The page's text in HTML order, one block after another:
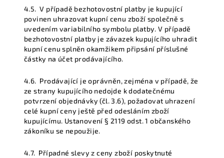
4.5.V případě bezhotovostní platby je kupující
povinen uhrazovat kupní cenu zboží společně s
uvedením variabilního symbolu platby. V případě
bezhotovostní platby je závazek kupujícího uhradit
kupní cenu splněn okamžikem připsání příslušné
částky na účet prodávajícího.
4.6. Prodávající je oprávněn, zejména v případě, že
ze strany kupujícího nedojde k dodatečnému
potvrzení objednávky (čl. 3.6), požadovat uhrazení
celé kupní ceny ještě před odesláním zboží
kupujícímu. Ustanovení § 2119 odst. 1 občanského
zákoníku se nepoužije.
4.7. Případné slevy z ceny zboží poskytnuté